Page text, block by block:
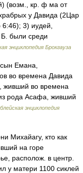
(возм., кр. ф ма от
у Давида (2Цар
3) иудей,
были среди
энциклопедия Брокгауза
Емана,
во времена Давида
живший во времена
рода Асафа, живший
энциклопедия
Михайагу, кто как
на горе
располож. в центр.
у матери 1100 сиклей